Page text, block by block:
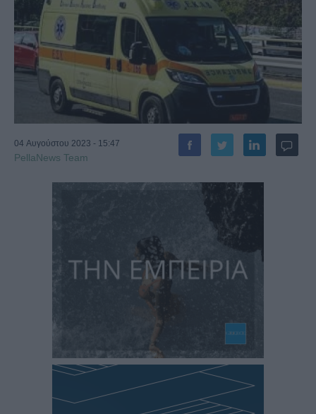
04 Αυγούστου 2023 - 15:47
PellaNews Team